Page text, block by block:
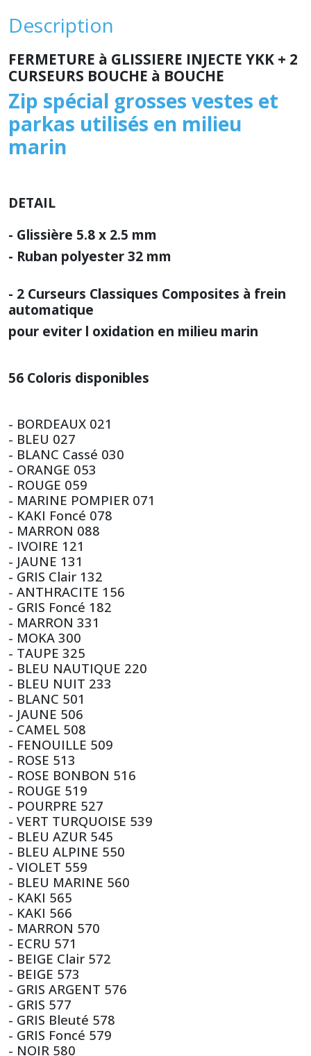
Description
FERMETURE à GLISSIERE INJECTE YKK + 2
CURSEURS BOUCHE à BOUCHE
Zip spécial grosses vestes et
parkas utilisés en milieu
marin
DETAIL
- Glissière 5.8 x 2.5 mm
- Ruban polyester 32 mm
- 2 Curseurs Classiques Composites à frein
automatique
pour eviter l oxidation en milieu marin
56 Coloris disponibles
- BORDEAUX 021
- BLEU 027
- BLANC Cassé 030
- ORANGE 053
- ROUGE 059
- MARINE POMPIER 071
- KAKI Foncé 078
- MARRON 088
- IVOIRE 121
- JAUNE 131
- GRIS Clair 132
- ANTHRACITE 156
- GRIS Foncé 182
- MARRON 331
- MOKA 300
- TAUPE 325
- BLEU NAUTIQUE 220
- BLEU NUIT 233
- BLANC 501
- JAUNE 506
- CAMEL 508
- FENOUILLE 509
- ROSE 513
- ROSE BONBON 516
- ROUGE 519
- POURPRE 527
- VERT TURQUOISE 539
- BLEU AZUR 545
- BLEU ALPINE 550
- VIOLET 559
- BLEU MARINE 560
- KAKI 565
- KAKI 566
- MARRON 570
- ECRU 571
- BEIGE Clair 572
- BEIGE 573
- GRIS ARGENT 576
- GRIS 577
- GRIS Bleuté 578
- GRIS Foncé 579
- NOIR 580